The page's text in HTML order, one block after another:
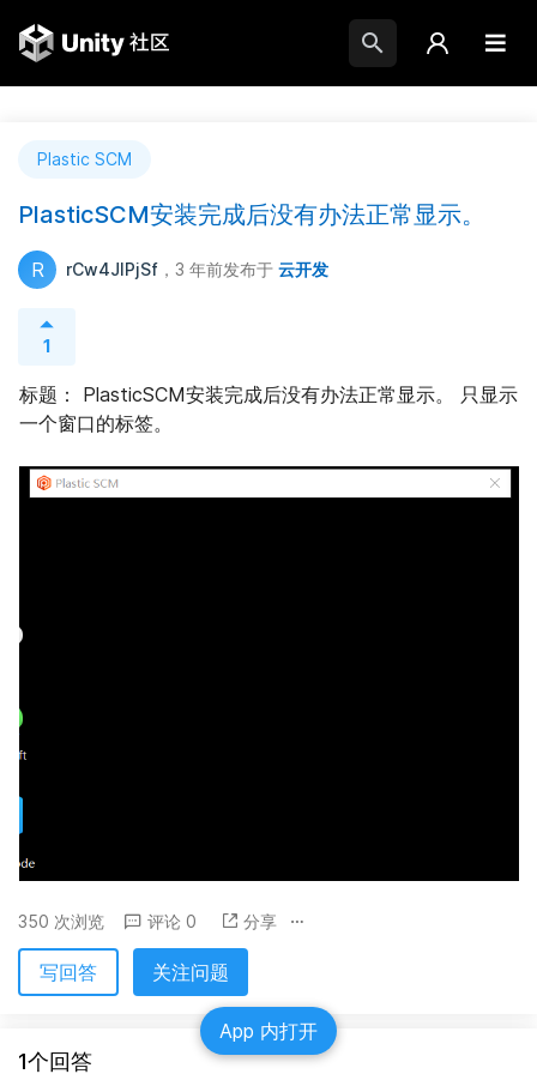
Plastic SCM
PlasticSCM安装完成后没有办法正常显示。
R rCw4JlPjSf ，3 年前发布于 云开发
1
标题： PlasticSCM安装完成后没有办法正常显示。 只显示
一个窗口的标签。
350 次浏览 评论 0 分享
写回答 关注问题
1个回答
App 内打开